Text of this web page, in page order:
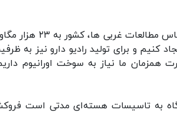
کنیم و برای تولید رادیو دارو نیز به
گاه به تاسیسات هسته‌ای مدتی است